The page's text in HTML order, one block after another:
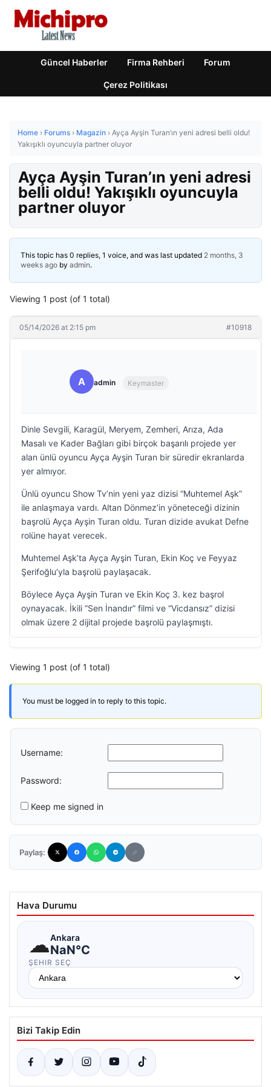
Güncel Haberler Firma Rehberi Forum
Çerez Politikası
Home › Forums › Magazin › Ayça Ayşin Turan’ın yeni adresi belli oldu!
Yakışıklı oyuncuyla partner oluyor
Ayça Ayşin Turan’ın yeni adresi
belli oldu! Yakışıklı oyuncuyla
partner oluyor
This topic has 0 replies, 1 voice, and was last updated 2 months, 3
weeks ago by admin.
Viewing 1 post (of 1 total)
05/14/2026 at 2:15 pm #10918
A admin Keymaster
Dinle Sevgili, Karagül, Meryem, Zemheri, Arıza, Ada
Masalı ve Kader Bağları gibi birçok başarılı projede yer
alan ünlü oyuncu Ayça Ayşin Turan bir süredir ekranlarda
yer almıyor.
Ünlü oyuncu Show Tv’nin yeni yaz dizisi “Muhtemel Aşk”
ile anlaşmaya vardı. Altan Dönmez’in yöneteceği dizinin
başrolü Ayça Ayşin Turan oldu. Turan dizide avukat Defne
rolüne hayat verecek.
Muhtemel Aşk’ta Ayça Ayşin Turan, Ekin Koç ve Feyyaz
Şerifoğlu’yla başrolü paylaşacak.
Böylece Ayça Ayşin Turan ve Ekin Koç 3. kez başrol
oynayacak. İkili “Sen İnandır” filmi ve “Vicdansız” dizisi
olmak üzere 2 dijital projede başrolü paylaşmıştı.
Viewing 1 post (of 1 total)
You must be logged in to reply to this topic.
Username:
Password:
Keep me signed in
Paylaş:
Hava Durumu
☁Ankara
NaN°C
ŞEHIR SEÇ
Bizi Takip Edin